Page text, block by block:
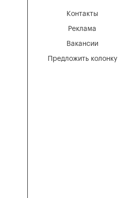
Вакансии
Реклама
Контакты
Предложить колонку